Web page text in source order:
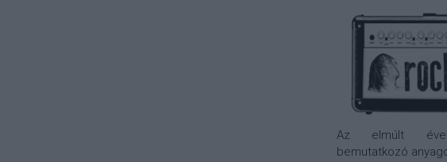
Az elmúlt
bemutatkozó